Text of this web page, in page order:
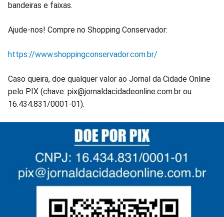
bandeiras e faixas.
Ajude-nos! Compre no Shopping Conservador:
https://www.shoppingconservador.com.br/
Caso queira, doe qualquer valor ao Jornal da Cidade Online
pelo PIX (chave: pix@jornaldacidadeonline.com.br ou
16.434.831/0001-01).